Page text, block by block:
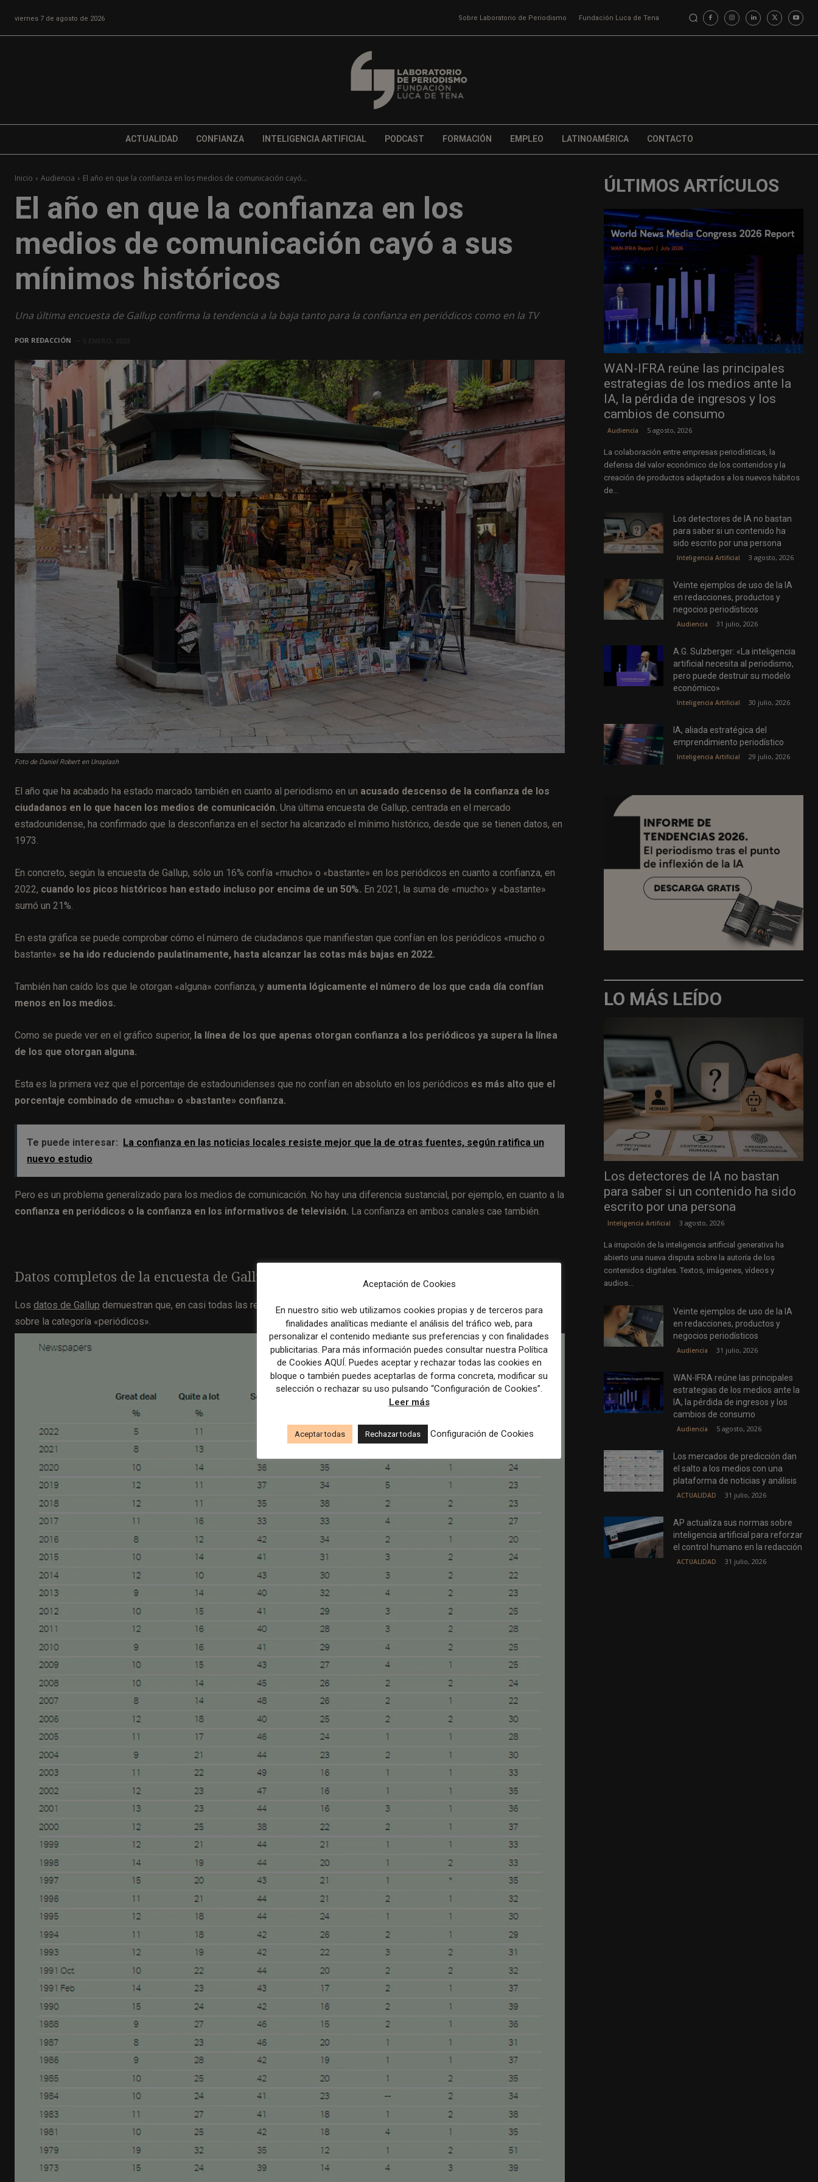
viernes 7 de agosto de 2026 Sobre Laboratorio de Periodismo Fundación Luca de Tena
ACTUALIDAD CONFIANZA INTELIGENCIA ARTIFICIAL PODCAST FORMACIÓN EMPLEO LATINOAMÉRICA CONTACTO
Inicio Audiencia El año en que la confianza en los medios de comunicación cayó...
El año en que la confianza en los
medios de comunicación cayó a sus
mínimos históricos
Una última encuesta de Gallup confirma la tendencia a la baja tanto para la confianza en periódicos como en la TV
POR REDACCIÓN
Foto de Daniel Robert en Unsplash
El año que ha acabado ha estado marcado también en cuanto al periodismo en un acusado descenso de la confianza de los
ciudadanos en lo que hacen los medios de comunicación. Una última encuesta de Gallup, centrada en el mercado
estadounidense, ha confirmado que la desconfianza en el sector ha alcanzado el mínimo histórico, desde que se tienen datos, en
1973.
En concreto, según la encuesta de Gallup, sólo un 16% confía «mucho» o «bastante» en los periódicos en cuanto a confianza, en
2022, cuando los picos históricos han estado incluso por encima de un 50%. En 2021, la suma de «mucho» y «bastante»
sumó un 21%.
En esta gráfica se puede comprobar cómo el número de ciudadanos que manifiestan que confían en los periódicos «mucho o
bastante» se ha ido reduciendo paulatinamente, hasta alcanzar las cotas más bajas en 2022.
También han caído los que le otorgan «alguna» confianza, y aumenta lógicamente el número de los que cada día confían
menos en los medios.
Como se puede ver en el gráfico superior, la línea de los que apenas otorgan confianza a los periódicos ya supera la línea
de los que otorgan alguna.
Esta es la primera vez que el porcentaje de estadounidenses que no confían en absoluto en los periódicos es más alto que el
porcentaje combinado de «mucha» o «bastante» confianza.
Te puede interesar: La confianza en las noticias locales resiste mejor que la de otras fuentes, según ratifica un
nuevo estudio
Pero es un problema generalizado para los medios de comunicación. No hay una diferencia sustancial, por ejemplo, en cuanto a la
confianza en periódicos o la confianza en los informativos de televisión. La confianza en ambos canales cae también.
Datos completos de la encuesta de Gallup
Los datos de Gallup demuestran que, en casi todas las respuestas, la caída en la confianza es generalizada. Los datos son
sobre la categoría «periódicos».
ÚLTIMOS ARTÍCULOS
WAN-IFRA reúne las principales
estrategias de los medios ante la
IA, la pérdida de ingresos y los
cambios de consumo
Audiencia 5 agosto, 2026
La colaboración entre empresas periodísticas, la
defensa del valor económico de los contenidos y la
creación de productos adaptados a los nuevos hábitos
de...
Los detectores de IA no bastan
para saber si un contenido ha
sido escrito por una persona
Inteligencia Artificial 3 agosto, 2026
Veinte ejemplos de uso de la IA
en redacciones, productos y
negocios periodísticos
Audiencia 31 julio, 2026
A.G. Sulzberger: «La inteligencia
artificial necesita al periodismo,
pero puede destruir su modelo
económico»
Inteligencia Artificial 30 julio, 2026
IA, aliada estratégica del
emprendimiento periodístico
Inteligencia Artificial 29 julio, 2026
LO MÁS LEÍDO
Los detectores de IA no bastan
para saber si un contenido ha sido
escrito por una persona
Inteligencia Artificial 3 agosto, 2026
La irrupción de la inteligencia artificial generativa ha
abierto una nueva disputa sobre la autoría de los
contenidos digitales. Textos, imágenes, vídeos y
audios...
Veinte ejemplos de uso de la IA
en redacciones, productos y
negocios periodísticos
Audiencia 31 julio, 2026
WAN-IFRA reúne las principales
estrategias de los medios ante la
IA, la pérdida de ingresos y los
cambios de consumo
Audiencia 5 agosto, 2026
Los mercados de predicción dan
el salto a los medios con una
plataforma de noticias y análisis
ACTUALIDAD 31 julio, 2026
AP actualiza sus normas sobre
inteligencia artificial para reforzar
el control humano en la redacción
ACTUALIDAD 31 julio, 2026
Aceptación de Cookies
En nuestro sitio web utilizamos cookies propias y de terceros para
finalidades analíticas mediante el análisis del tráfico web, para
personalizar el contenido mediante sus preferencias y con finalidades
publicitarias. Para más información puedes consultar nuestra Política
de Cookies AQUÍ. Puedes aceptar y rechazar todas las cookies en
bloque o también puedes aceptarlas de forma concreta, modificar su
selección o rechazar su uso pulsando “Configuración de Cookies”.
Leer más
Aceptar todas Rechazar todas Configuración de Cookies